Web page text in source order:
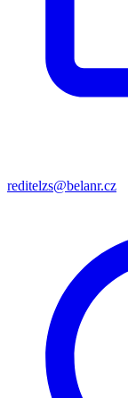
reditelzs@belanr.cz